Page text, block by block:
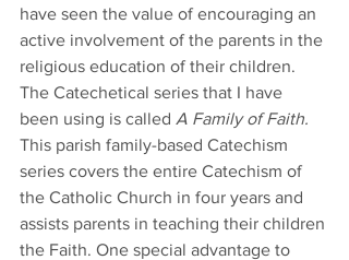
have seen the value of encouraging an
active involvement of the parents in the
religious education of their children.
The Catechetical series that I have
been using is called A Family of Faith.
This parish family-based Catechism
series covers the entire Catechism of
the Catholic Church in four years and
assists parents in teaching their children
the Faith. One special advantage to